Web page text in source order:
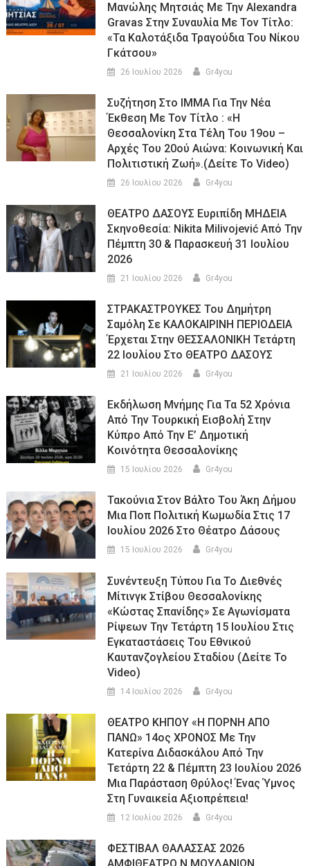
Μανώλης Μητσιάς Με Την Alexandra
Gravas Στην Συναυλία Με Τον Τίτλο:
«τα Καλοτάξιδα Τραγούδια Του Νίκου
Γκάτσου»
26 Ιουλίου 2026 Gr4you
Συζήτηση Στο ΙΜΜΑ Για Την Νέα
Έκθεση Με Τον Τίτλο : «Η
Θεσσαλονίκη Στα Τέλη Του 19ου –
Αρχές Του 20ού Αιώνα: Κοινωνική Και
Πολιτιστική Ζωή».(Δείτε Το Video)
26 Ιουλίου 2026 Gr4you
ΘΕΑΤΡΟ ΔΑΣΟΥΣ Ευριπίδη ΜΗΔΕΙΑ
Σκηνοθεσία: Nikita Milivojević Από Την
Πέμπτη 30 & Παρασκευή 31 Ιουλίου
2026
21 Ιουλίου 2026 Gr4you
ΣΤΡΑΚΑΣΤΡΟΥΚΕΣ Του Δημήτρη
Σαμόλη Σε ΚΑΛΟΚΑΙΡΙΝΗ ΠΕΡΙΟΔΕΙΑ
Έρχεται Στην ΘΕΣΣΑΛΟΝΙΚΗ Τετάρτη
22 Ιουλίου Στο ΘΕΑΤΡΟ ΔΑΣΟΥΣ
21 Ιουλίου 2026 Gr4you
Εκδήλωση Μνήμης Για Τα 52 Χρόνια
Από Την Τουρκική Εισβολή Στην
Κύπρο Από Την Ε’ Δημοτική
Κοινότητα Θεσσαλονίκης
15 Ιουλίου 2026 Gr4you
Τακούνια Στον Βάλτο Του Άκη Δήμου
Μια Ποπ Πολιτική Κωμωδία Στις 17
Ιουλίου 2026 Στο Θέατρο Δάσους
15 Ιουλίου 2026 Gr4you
Συνέντευξη Τύπου Για Το Διεθνές
Μίτινγκ Στίβου Θεσσαλονίκης
«Κώστας Σπανίδης» Σε Αγωνίσματα
Ρίψεων Την Τετάρτη 15 Ιουλίου Στις
Εγκαταστάσεις Του Εθνικού
Καυτανζογλείου Σταδίου (Δείτε Το
Video)
14 Ιουλίου 2026 Gr4you
ΘΕΑΤΡΟ ΚΗΠΟΥ «Η ΠΟΡΝΗ ΑΠΟ
ΠΑΝΩ» 14ος ΧΡΟΝΟΣ Με Την
Κατερίνα Διδασκάλου Από Την
Τετάρτη 22 & Πέμπτη 23 Ιουλίου 2026
Μια Παράσταση Θρύλος! Ένας Ύμνος
Στη Γυναικεία Αξιοπρέπεια!
12 Ιουλίου 2026 Gr4you
ΦΕΣΤΙΒΑΛ ΘΑΛΑΣΣΑΣ 2026